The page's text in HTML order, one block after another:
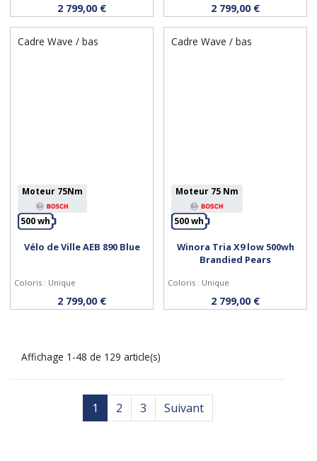
2 799,00 € 2 799,00 €
Cadre Wave / bas
Personnaliser
Moteur 75Nm
500 wh
Vélo de Ville AEB 890 Blue
Coloris : Unique
2 799,00 €
Cadre Wave / bas
Personnaliser
Moteur 75 Nm
500 wh
Winora Tria X9 low 500wh
Brandied Pears
Coloris : Unique
2 799,00 €
Affichage 1-48 de 129 article(s)
1 2 3 Suivant